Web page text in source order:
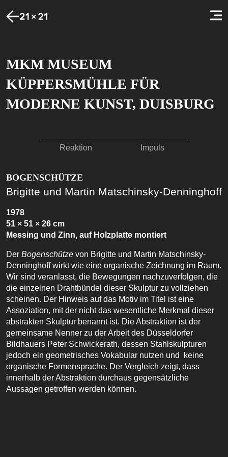
MKM MUSEUM
KÜPPERSMÜHLE FÜR
MODERNE KUNST, DUISBURG
Reaktion Impuls
BOGENSCHÜTZE
Brigitte und Martin Matschinsky-Denninghoff
1978
51 × 51 × 26 cm
Messing und Zinn, auf Holzplatte montiert
Der Bogenschütze von Brigitte und Martin Matschinsky-
Denninghoff wirkt wie eine organische Zeichnung im Raum.
Wir sind veranlasst, die Bewegungen nachzuverfolgen, die
die einzelnen Drahtbündel dieser Skulptur zu vollziehen
scheinen. Der Hinweis auf das Motiv im Titel ist eine
Assoziation, mit der nicht das wesentliche Merkmal dieser
abstrakten Skulptur benannt ist. Die Abstraktion ist der
gemeinsame Nenner zu der Arbeit des Düsseldorfer
Bildhauers Peter Schwickerath, dessen Stahlskulpturen
jedoch ein geometrisches Vokabular nutzen und keine
organische Formensprache. Der Vergleich zeigt, dass
innerhalb der Abstraktion durchaus gegensätzliche
Aussagen getroffen werden können.